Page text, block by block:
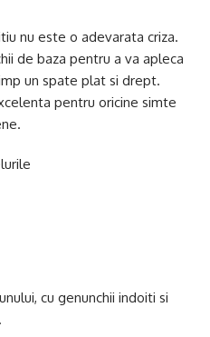
nu este o adevarata criza.
de baza pentru a va apleca
un spate plat si drept.
pentru oricine simte
cu genunchii indoiti si